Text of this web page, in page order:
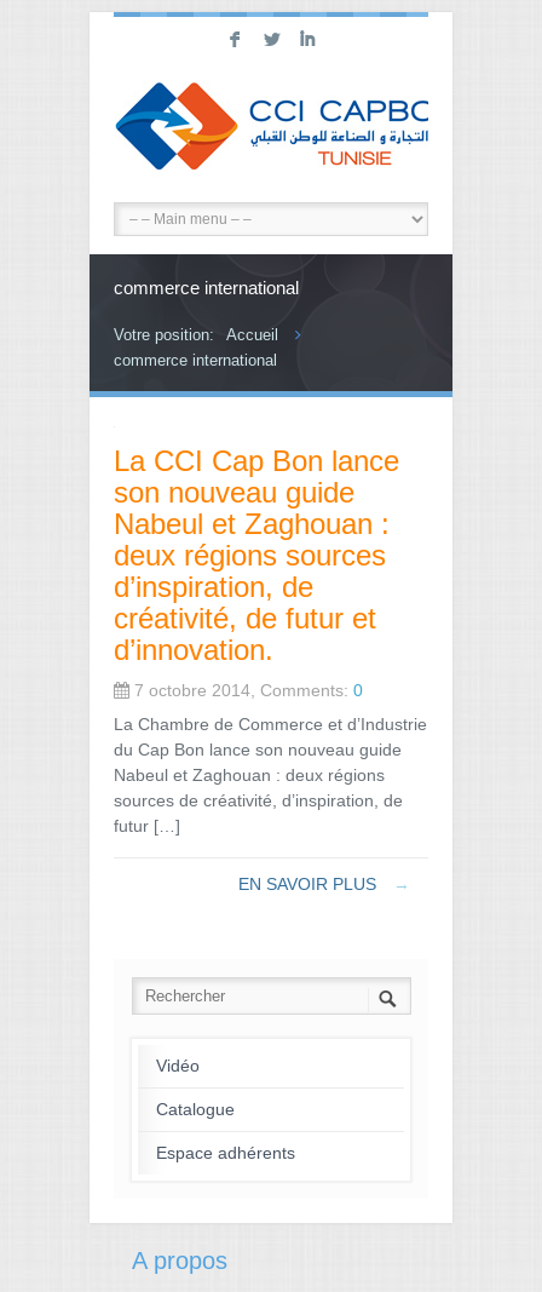
F L I
commerce international
Votre position:
Accueil
commerce international
La CCI Cap Bon lance
son nouveau guide
Nabeul et Zaghouan :
deux régions sources
d’inspiration, de
créativité, de futur et
d’innovation.
7 octobre 2014, Comments: 0
La Chambre de Commerce et d’Industrie
du Cap Bon lance son nouveau guide
Nabeul et Zaghouan : deux régions
sources de créativité, d’inspiration, de
futur […]
EN SAVOIR PLUS →
Vidéo
Catalogue
Espace adhérents
A propos